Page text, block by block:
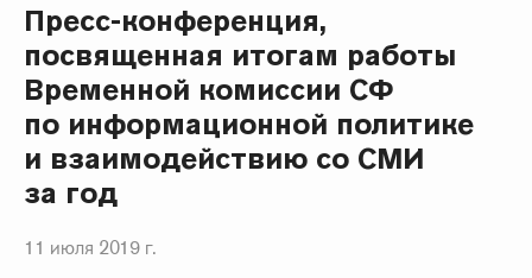
Пресс-конференция,
посвященная итогам работы
Временной комиссии СФ
по информационной политике
и взаимодействию со СМИ
за год
11 июля 2019 г.